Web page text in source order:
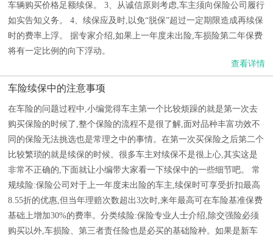
车辆购买价格足额续保。 3、从诚信原则考虑,车主须向保险公司履行
如实告知义务。 4、续保应及时,以免“脱保”超过一定期限造成再续保
时的费率上浮。 据专家介绍,如果上一年度未出险,车损险第二年保费
将有一定比例的向下浮动。
查看详情
车险续保中的注意事项
在车险的问题过程中,小编觉得车主第一个比较烦躁的就是第一次去
购买保险的时候了,整个保险的流程不是很了解,面对品种丰富功效不
同的保险无法挑选也是常理之中的事情。在第一次买保险之后第二个
比较繁琐的就是续保的时候。很多车主对续保不是很上心,其实这是
非常不正确的,下面就让小编带大家看一下续保中的一些细节吧。 常
规续险:保险公司对于上一年度未出险的车主,续保时可享受折扣最高
8.55折的优惠,但当年理赔次数超出3次时,来年最高可在车险基准保费
基础上增加30%的费率。分类续险:保险专业人士介绍,除交强险必须
购买以外,车损险、第三者责任险也是必买的基础险种。如果是新车